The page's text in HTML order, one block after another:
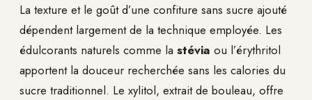
La texture et le goût d’une confiture sans sucre ajouté
dépendent largement de la technique employée. Les
édulcorants naturels comme la stévia ou l’érythritol
apportent la douceur recherchée sans les calories du
sucre traditionnel. Le xylitol, extrait de bouleau, offre